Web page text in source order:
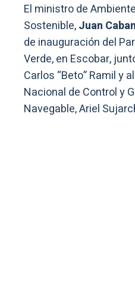
El ministro de
Sostenible,Juan
de inauguración del
Verde, en Escobar,
Carlos “Beto” Ramil y
Nacional de Control y
Navegable, Ariel